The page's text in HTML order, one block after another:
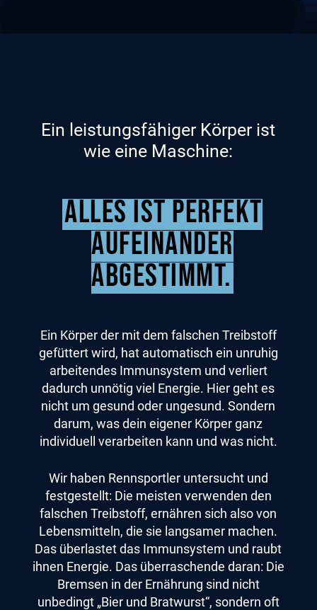
Ein leistungsfähiger Körper ist
wie eine Maschine:
Alles ist perfekt
aufeinander
abgestimmt.
Ein Körper der mit dem falschen Treibstoff
gefüttert wird, hat automatisch ein unruhig
arbeitendes Immunsystem und verliert
dadurch unnötig viel Energie. Hier geht es
nicht um gesund oder ungesund. Sondern
darum, was dein eigener Körper ganz
individuell verarbeiten kann und was nicht.
Wir haben Rennsportler untersucht und
festgestellt: Die meisten verwenden den
falschen Treibstoff, ernähren sich also von
Lebensmitteln, die sie langsamer machen.
Das überlastet das Immunsystem und raubt
ihnen Energie. Das überraschende daran: Die
Bremsen in der Ernährung sind nicht
unbedingt „Bier und Bratwurst“, sondern oft